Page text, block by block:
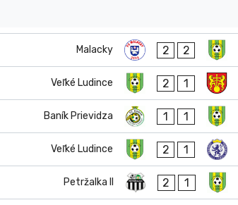
Malacky 2 2
Veľké Ludince 2 1
Baník Prievidza 1 1
Veľké Ludince 2 1
Petržalka II 2 1